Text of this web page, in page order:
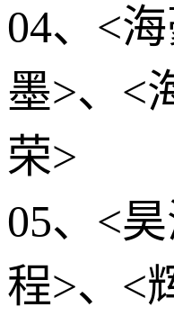
04、<
墨>、<
荣>
05、<
程>、<